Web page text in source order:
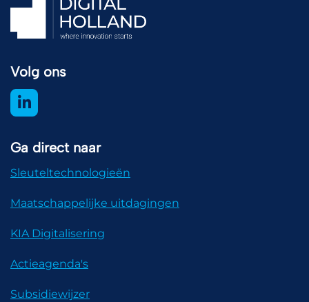
Volg ons
Ga direct naar
Sleuteltechnologieën
Maatschappelijke uitdagingen
KIA Digitalisering
Actieagenda's
Subsidiewijzer